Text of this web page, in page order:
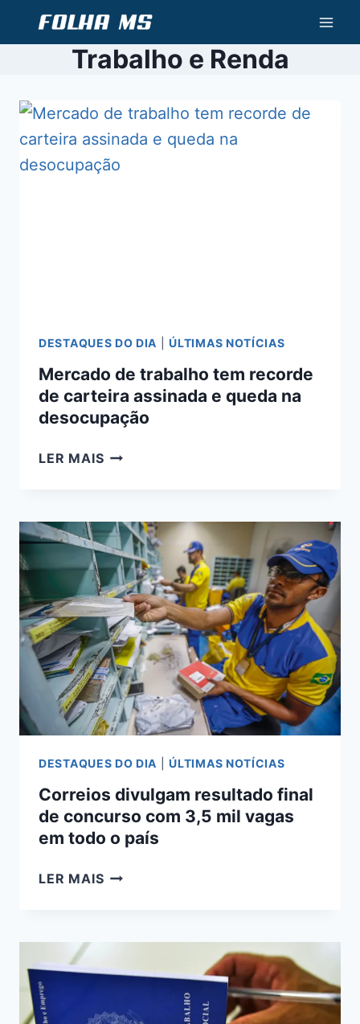
Trabalho e Renda
DESTAQUES DO DIA |ÚLTIMAS NOTÍCIAS
Mercado de trabalho tem recorde
de carteira assinada e queda na
desocupação
LER MAISMERCADO
RECORDE
DE
CARTEIRA
ASSINADA
E
QUEDA
NA
DESOCUPAÇÃO
DESTAQUES DO DIA |ÚLTIMAS NOTÍCIAS
Correios divulgam resultado final
de concurso com 3,5 mil vagas
em todo o país
LER MAISCORREIOS
CONCURSO
3,5